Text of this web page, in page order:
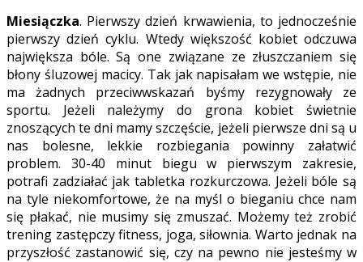
Miesiączka. Pierwszy dzień krwawienia, to jednocześnie
pierwszy dzień cyklu. Wtedy większość kobiet odczuwa
największa bóle. Są one związane ze złuszczaniem się
błony śluzowej macicy. Tak jak napisałam we wstępie, nie
ma żadnych przeciwwskazań byśmy rezygnowały ze
sportu. Jeżeli należymy do grona kobiet świetnie
znoszących te dni mamy szczęście, jeżeli pierwsze dni są u
nas bolesne, lekkie rozbiegania powinny załatwić
problem. 30-40 minut biegu w pierwszym zakresie,
potrafi zadziałać jak tabletka rozkurczowa. Jeżeli bóle są
na tyle niekomfortowe, że na myśl o bieganiu chce nam
się płakać, nie musimy się zmuszać. Możemy też zrobić
trening zastępczy fitness, joga, siłownia. Warto jednak na
przyszłość zastanowić się, czy na pewno nie jesteśmy w